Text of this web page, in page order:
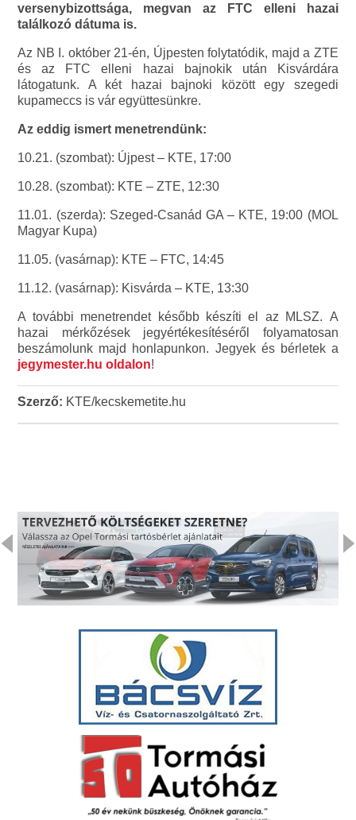
versenybizottsága, megvan az FTC elleni hazai
találkozó dátuma is.
Az NB I. október 21-én, Újpesten folytatódik, majd a ZTE
és az FTC elleni hazai bajnokik után Kisvárdára
látogatunk. A két hazai bajnoki között egy szegedi
kupameccs is vár együttesünkre.
Az eddig ismert menetrendünk:
10.21. (szombat): Újpest – KTE, 17:00
10.28. (szombat): KTE – ZTE, 12:30
11.01. (szerda): Szeged-Csanád GA – KTE, 19:00 (MOL
Magyar Kupa)
11.05. (vasárnap): KTE – FTC, 14:45
11.12. (vasárnap): Kisvárda – KTE, 13:30
A további menetrendet később készíti el az MLSZ. A
hazai mérkőzések jegyértékesítéséről folyamatosan
beszámolunk majd honlapunkon. Jegyek és bérletek a
jegymester.hu oldalon!
Szerző: KTE/kecskemetite.hu